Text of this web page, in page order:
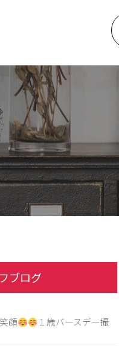
ブログ
顔
１歳バースデー撮